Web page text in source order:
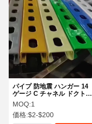
パイプ 防地震 ハンガー 14
ゲージ C チャネル ドクトワ
ーク HVAC
MOQ:1
価格:$2-$200